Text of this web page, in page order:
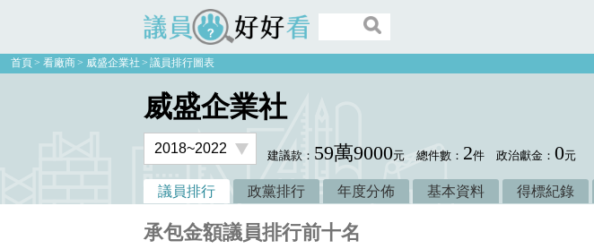
議員好好看
首頁 看廠商 威盛企業社 議員排行圖表
威盛企業社
建議款： 59萬9000元 總件數： 2件 政治獻金：0元
議員排行 政黨排行 年度分佈 基本資料 得標紀錄
承包金額議員排行前十名